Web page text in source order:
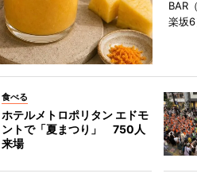
BAR
楽坂6
食べる
ホテルメトロポリタン エドモ
ントで「夏まつり」 750人
来場